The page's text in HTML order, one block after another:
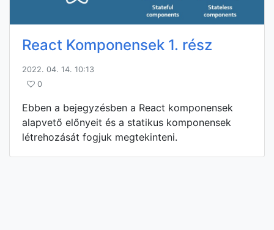
React Komponensek 1. rész
2022. 04. 14. 10:13
0
Ebben a bejegyzésben a React komponensek
alapvető előnyeit és a statikus komponensek
létrehozását fogjuk megtekinteni.